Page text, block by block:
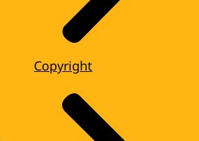
Copyright